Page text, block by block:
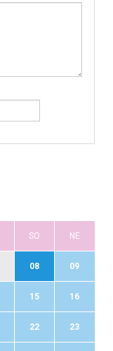
SO NE
08 09
15 16
22 23